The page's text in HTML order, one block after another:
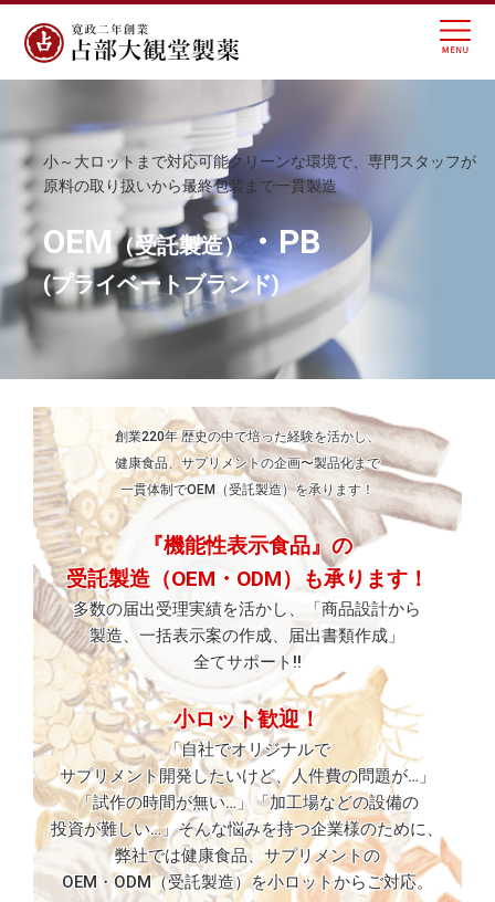
（受託製造） ・PB
(プライベートブランド)
サプリメント・栄養補助食品・健康食品
受託製造小ロットも大ロットも短納期!!
小～大ロットまで対応可能クリーンな環境で、専門スタッフが
原料の取り扱いから最終包装まで一貫製造
OEM（受託製造）・PB
(プライベートブランド)
創業220年 歴史の中で培った経験を活かし、
健康食品、サプリメントの企画〜製品化まで
一貫体制でOEM（受託製造）を承ります！
『機能性表示食品』の
受託製造（OEM・ODM）も承ります！
多数の届出受理実績を活かし、
「商品設計から
製造、一括表示案の作成、届出書類作成」
全てサポート!!
小ロット歓迎！
「自社でオリジナルで
サプリメント開発したいけど、人件費の問題が…」
「試作の時間が無い…」 「加工場などの設備の
投資が難しい…」そんな悩みを持つ企業様のために、
弊社では健康食品、サプリメントの
OEM・ODM（受託製造）を小ロットからご対応。